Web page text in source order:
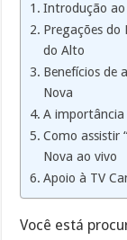
Introdução ao
Pregações do
do Alto
Benefícios de
Nova
A importância
Como assistir
Nova ao vivo
Apoio à TV
Você está